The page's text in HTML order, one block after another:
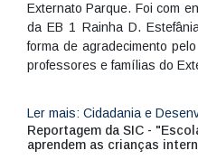
Externato Parque. Foi com
da EB 1 Rainha D.
forma de agradecimento
professores e famílias do
Ler mais: Cidadania e
Reportagem da SIC -
aprendem as crianças